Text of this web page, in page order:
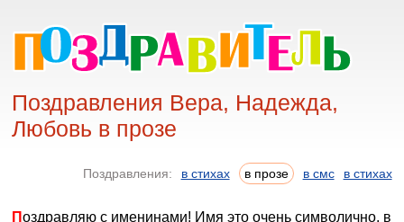
Поздравления Вера, Надежда,
Любовь в прозе
Поздравления: в стихах в прозе в смс в стихах
Поздравляю с именинами! Имя это очень символично, в